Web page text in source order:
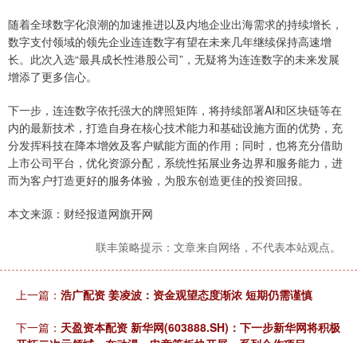
随着全球数字化浪潮的加速推进以及内地企业出海需求的持续增长，
数字支付领域的领先企业连连数字有望在未来几年继续保持高速增
长。此次入选“最具成长性港股公司”，无疑将为连连数字的未来发展
增添了更多信心。
下一步，连连数字依托强大的牌照矩阵，将持续部署AI和区块链等在
内的最新技术，打造自身在核心技术能力和基础设施方面的优势，充
分发挥科技在降本增效及客户赋能方面的作用；同时，也将充分借助
上市公司平台，优化资源分配，系统性拓展业务边界和服务能力，进
而为客户打造更好的服务体验，为股东创造更佳的投资回报。
本文来源：财经报道网旗开网
联丰策略提示：文章来自网络，不代表本站观点。
上一篇： 浩广配资 姜凌波：资金观望态度渐浓 短期仍需谨慎
下一篇： 天盈资本配资 新华网(603888.SH)：下一步新华网将积极